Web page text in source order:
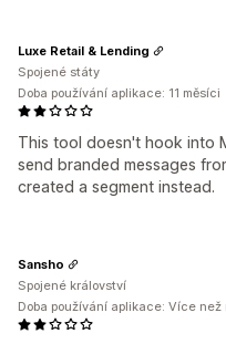
This tool doesn't hook into
send branded messages
created a segment instead.
Luxe Retail & Lending
Spojené státy
Doba používání aplikace: 11 měsíci
Sansho
Spojené království
Doba používání aplikace: Více než